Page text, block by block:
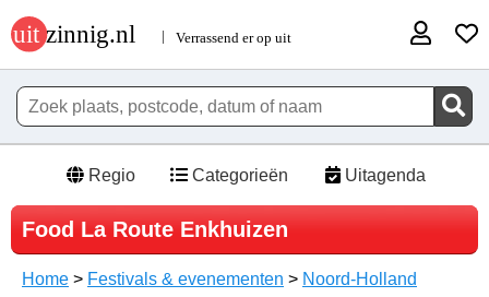
Regio Categorieën Uitagenda
Food La Route Enkhuizen
Home > Festivals & evenementen > Noord-Holland